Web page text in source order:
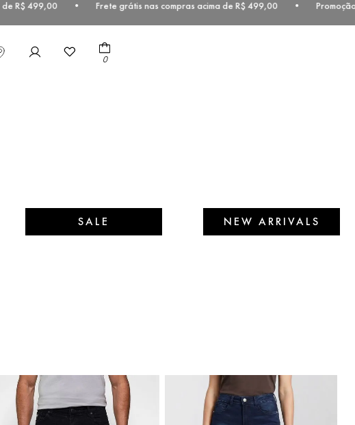
499,00 • Frete grátis nas compras acima de R$ 499,00 •
0
SALE NEW ARRIVALS